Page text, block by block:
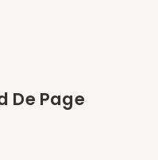
De Page